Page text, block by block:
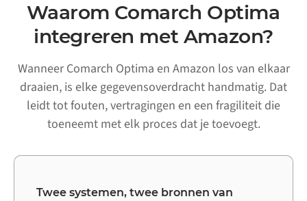
Waarom Comarch Optima
integreren met Amazon?
Wanneer Comarch Optima en Amazon los van elkaar
draaien, is elke gegevensoverdracht handmatig. Dat
leidt tot fouten, vertragingen en een fragiliteit die
toeneemt met elk proces dat je toevoegt.
Twee systemen, twee bronnen van